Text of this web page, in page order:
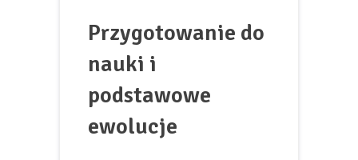
Przygotowanie do
nauki i
podstawowe
ewolucje